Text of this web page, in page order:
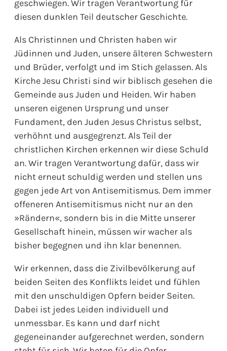
geschwiegen. Wir tragen Verantwortung für
diesen dunklen Teil deutscher Geschichte.
Als Christinnen und Christen haben wir
Jüdinnen und Juden, unsere älteren Schwestern
und Brüder, verfolgt und im Stich gelassen. Als
Kirche Jesu Christi sind wir biblisch gesehen die
Gemeinde aus Juden und Heiden. Wir haben
unseren eigenen Ursprung und unser
Fundament, den Juden Jesus Christus selbst,
verhöhnt und ausgegrenzt. Als Teil der
christlichen Kirchen erkennen wir diese Schuld
an. Wir tragen Verantwortung dafür, dass wir
nicht erneut schuldig werden und stellen uns
gegen jede Art von Antisemitismus. Dem immer
offeneren Antisemitismus nicht nur an den
»Rändern«, sondern bis in die Mitte unserer
Gesellschaft hinein, müssen wir wacher als
bisher begegnen und ihn klar benennen.
Wir erkennen, dass die Zivilbevölkerung auf
beiden Seiten des Konflikts leidet und fühlen
mit den unschuldigen Opfern beider Seiten.
Dabei ist jedes Leiden individuell und
unmessbar. Es kann und darf nicht
gegeneinander aufgerechnet werden, sondern